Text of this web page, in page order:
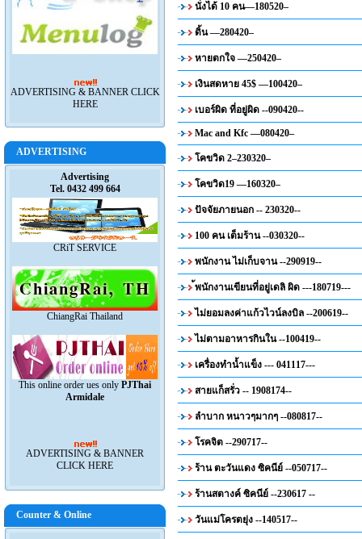
ADVERTISING & BANNER CLICK
HERE
ADVERTISING
Advertising
Tel. 0432 499 664
CRiT SERVICE
ChiangRai Thailand
This online order ues only PJThai
Armidale
ADVERTISING & BANNER
CLICK HERE
Counter & Online
นั่งได้ 10 คน—180520–
ดิ้น —280420–
หายตกใจ —250420–
เงินสดหาย 45$ —100420–
เบอร์ผิด ที่อยู่ผิด --090420--
Mac and Kfc —080420–
โคขวิด 2–230320–
โคขวิด19 —160320–
ปัจจัยภายนอก -- 230320--
100 คน เต็มร้าน --030320--
พนักงาน ไม่เก็บจาน --290919--
้พนักงานเขียนที่อยู่เดลิ ผิด ---180719---
ไม่ยอมลงค่าแก้วไวน์ลงบิล --200619--
ไม่ตามอาหารกินใน --100419--
เครื่องทำน้ำแข็ง --- 041117---
สายแก็สรั่ว -- 1908174--
ลำบาก หนาวๆมากๆ --080817--
โรคจิต --290717--
ร้าน ตะวันแดง ซิคนีย์ --050717--
ร้านสตางค์ ซิคนีย์ --230617 --
วันแม่โครตยุ่ง --140517--